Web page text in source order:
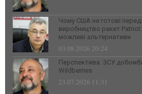
Чому США не готові
виробництво ракет
можливі альтернативи
03.08.2026 20:24
Перспектива: ЗСУ
Wildberries
23.07.2026 11:31